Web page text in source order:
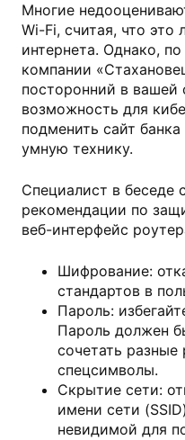
Многие
Wi-Fi, считая, что это
интернета. Однако,
компании
посторонний в вашей
возможность для
подменить сайт
умную технику.
Специалист в беседе
рекомендации по
веб-интерфейс
Шифрование:
стандартов в
Пароль:
Пароль должен
сочетать
спецсимволы.
Скрытие сети:
имени сети
невидимой для